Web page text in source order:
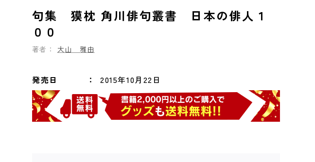
句集 獏枕 角川俳句叢書 日本の俳人１
００
著者： 大山 雅由
発売日 2015年10月22日